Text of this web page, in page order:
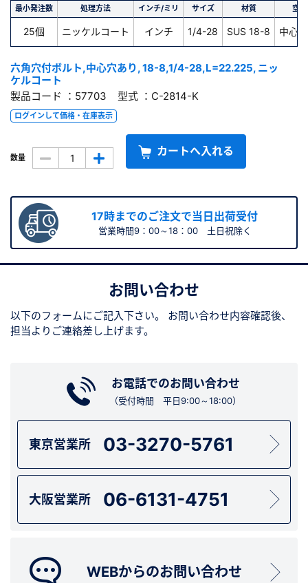
最小発注数 処理方法 インチ/ミリ サイズ 材質 空
25個 ニッケルコート インチ 1/4-28 SUS 18-8 中心
六角穴付ボルト,中心穴あり, 18-8,1/4-28,L=22.225, ニッ
ケルコート
製品コード ：57703 型式 ：C-2814-K
ログインして価格・在庫表示
数量 カートへ入れる
17時までのご注文で当日出荷受付
営業時間9：00～18：00 土日祝除く
お問い合わせ
以下のフォームにご記入下さい。
お問い合わせ内容確認後、
担当よりご連絡差し上げます。
お電話でのお問い合わせ
（受付時間 平日9:00～18:00）
東京営業所 03-3270-5761
大阪営業所 06-6131-4751
WEBからのお問い合わせ